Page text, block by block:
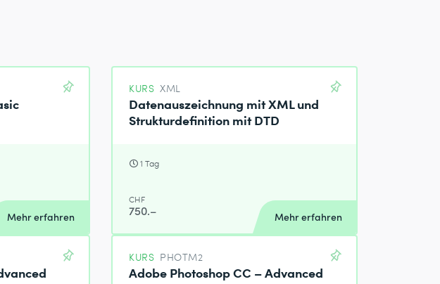
Mehr erfahren
KURS XML
Datenauszeichnung mit XML und
Strukturdefinition mit DTD
1 Tag
CHF
750.– Mehr erfahren
KURS PHOTM2
Adobe Photoshop CC – Advanced